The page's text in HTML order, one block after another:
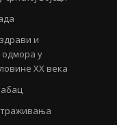
и
у
ХХ века